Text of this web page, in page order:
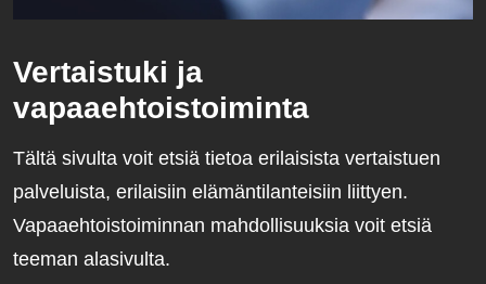
Vertaistuki ja
vapaaehtoistoiminta
Tältä sivulta voit etsiä tietoa erilaisista vertaistuen
palveluista, erilaisiin elämäntilanteisiin liittyen.
Vapaaehtoistoiminnan mahdollisuuksia voit etsiä
teeman alasivulta.